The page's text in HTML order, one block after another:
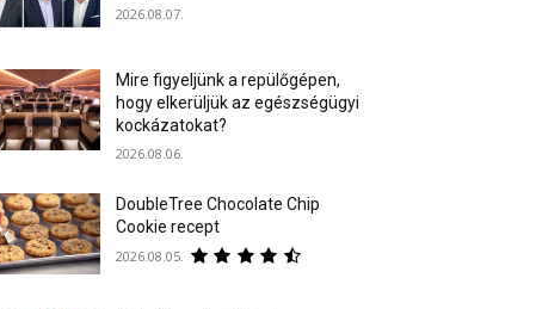
2026.08.07.
Mire figyeljünk a repülőgépen,
hogy elkerüljük az egészségügyi
kockázatokat?
2026.08.06.
DoubleTree Chocolate Chip
Cookie recept
2026.08.05.